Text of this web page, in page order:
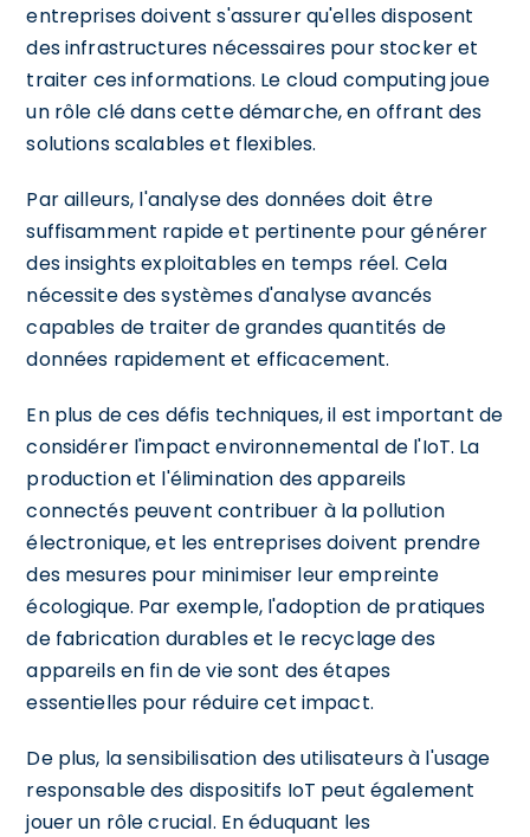
entreprises doivent s'assurer qu'elles disposent
des infrastructures nécessaires pour stocker et
traiter ces informations. Le cloud computing joue
un rôle clé dans cette démarche, en offrant des
solutions scalables et flexibles.
Par ailleurs, l'analyse des données doit être
suffisamment rapide et pertinente pour générer
des insights exploitables en temps réel. Cela
nécessite des systèmes d'analyse avancés
capables de traiter de grandes quantités de
données rapidement et efficacement.
En plus de ces défis techniques, il est important de
considérer l'impact environnemental de l'IoT. La
production et l'élimination des appareils
connectés peuvent contribuer à la pollution
électronique, et les entreprises doivent prendre
des mesures pour minimiser leur empreinte
écologique. Par exemple, l'adoption de pratiques
de fabrication durables et le recyclage des
appareils en fin de vie sont des étapes
essentielles pour réduire cet impact.
De plus, la sensibilisation des utilisateurs à l'usage
responsable des dispositifs IoT peut également
jouer un rôle crucial. En éduquant les